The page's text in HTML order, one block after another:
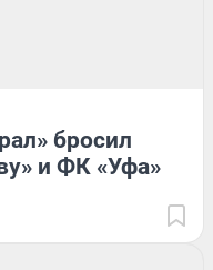
бросил
и ФК «Уфа»